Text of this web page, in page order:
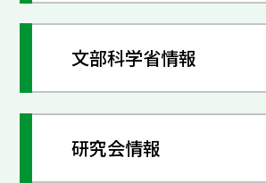
文部科学省情報
研究会情報